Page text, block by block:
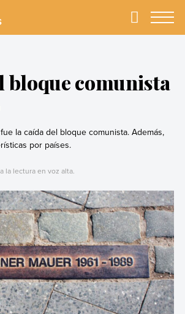
Primary
bloque comunista
la caída del bloque comunista. Además,
por países.
la lectura en voz alta.